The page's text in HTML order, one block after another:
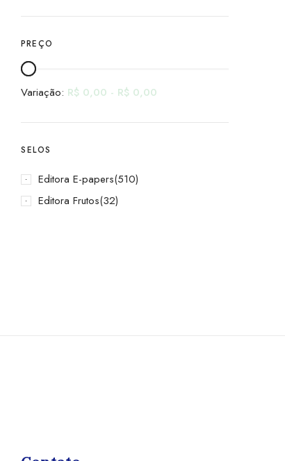
PREÇO
Variação: R$ 0,00 - R$ 0,00
SELOS
Editora E-papers(510)
Editora Frutos(32)